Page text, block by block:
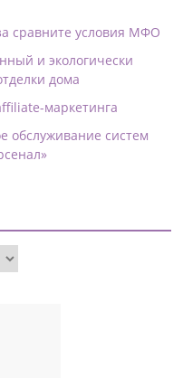
сравните условия МФО
и экологически
дома
маркетинга
обслуживание систем